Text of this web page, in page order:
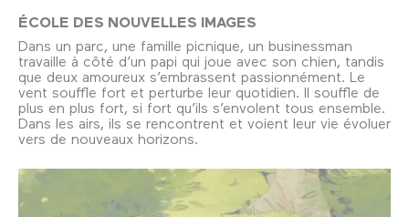
ÉCOLE DES NOUVELLES IMAGES
Dans un parc, une famille picnique, un businessman
travaille à côté d’un papi qui joue avec son chien, tandis
que deux amoureux s’embrassent passionnément. Le
vent souffle fort et perturbe leur quotidien. Il souffle de
plus en plus fort, si fort qu’ils s’envolent tous ensemble.
Dans les airs, ils se rencontrent et voient leur vie évoluer
vers de nouveaux horizons.